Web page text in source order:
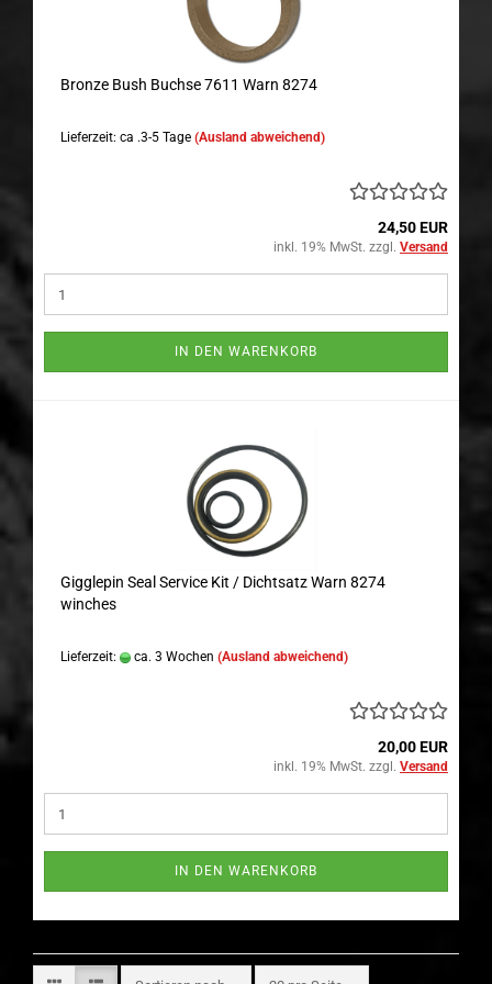
Bronze Bush Buchse 7611 Warn 8274
Lieferzeit: ca .3-5 Tage (Ausland abweichend)
24,50 EUR
inkl. 19% MwSt. zzgl. Versand
IN DEN WARENKORB
Gigglepin Seal Service Kit / Dichtsatz Warn 8274
winches
Lieferzeit: ca. 3 Wochen (Ausland abweichend)
20,00 EUR
inkl. 19% MwSt. zzgl. Versand
IN DEN WARENKORB